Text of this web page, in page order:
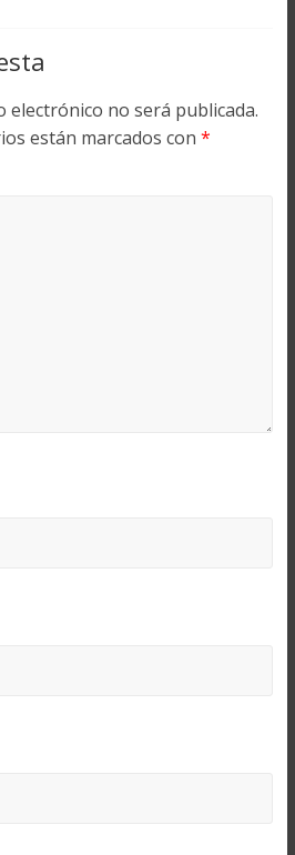
electrónico no será publicada.
están marcados con *